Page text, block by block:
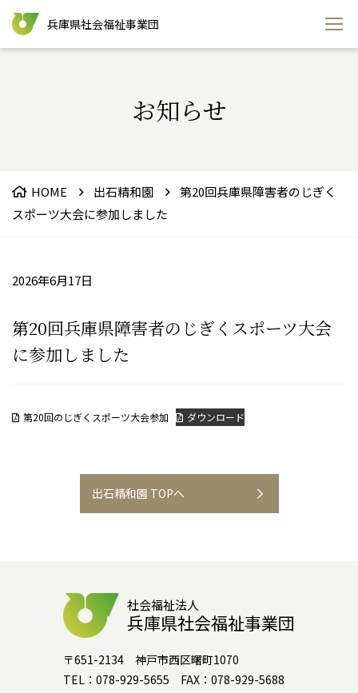
兵庫県社会福祉事業団
お知らせ
HOME 出石精和園
第20回兵庫県障害者のじぎく
スポーツ大会に参加しました
2026年6月17日
第20回兵庫県障害者のじぎくスポーツ大会
に参加しました
第20回のじぎくスポーツ大会参加 ダウンロード
出石精和園 TOPへ
社会福祉法人
兵庫県社会福祉事業団
〒651-2134 神戸市西区曙町1070
TEL：078-929-5655 FAX：078-929-5688